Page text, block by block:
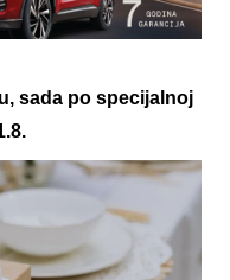
sada po specijalnoj